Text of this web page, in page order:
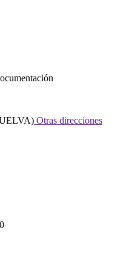
) Otras direcciones